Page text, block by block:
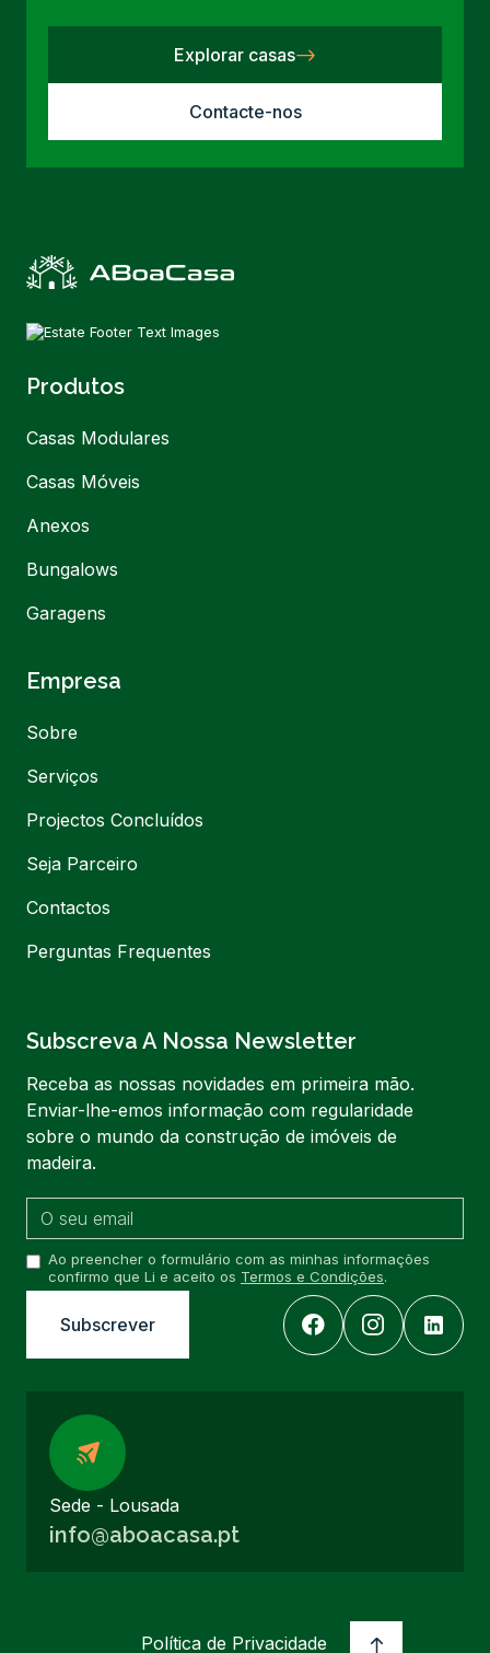
Explorar casas
Contacte-nos
Produtos
Casas Modulares
Casas Móveis
Anexos
Bungalows
Garagens
Empresa
Sobre
Serviços
Projectos Concluídos
Seja Parceiro
Contactos
Perguntas Frequentes
Subscreva A Nossa Newsletter
Receba as nossas novidades em primeira mão.
Enviar-lhe-emos informação com regularidade
sobre o mundo da construção de imóveis de
madeira.
Ao preencher o formulário com as minhas informações
confirmo que Li e aceito os Termos e Condições.
Sede - Lousada
info@aboacasa.pt
Política de Privacidade